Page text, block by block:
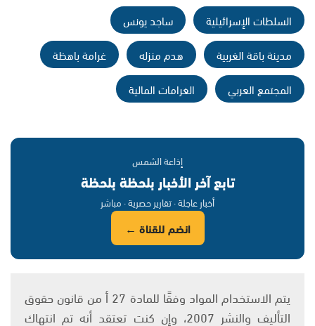
السلطات الإسرائيلية
ساجد يونس
مدينة باقة الغربية
هدم منزله
غرامة باهظة
المجتمع العربي
الغرامات المالية
إذاعة الشمس
تابع آخر الأخبار بلحظة بلحظة
أخبار عاجلة · تقارير حصرية · مباشر
انضم للقناة ←
يتم الاستخدام المواد وفقًا للمادة 27 أ من قانون حقوق
التأليف والنشر 2007، وإن كنت تعتقد أنه تم انتهاك